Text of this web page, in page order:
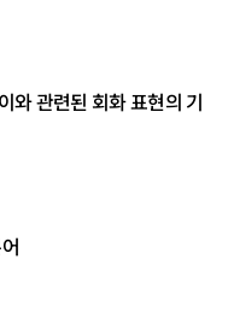
와 관련된 회화 표현의 기